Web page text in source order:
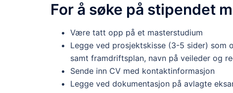
For å søke på stipendet
Være tatt opp på et masterstudium
Legge ved prosjektskisse (3-5 sider) som
samt framdriftsplan, navn på veileder og
Sende inn CV med kontaktinformasjon
Legge ved dokumentasjon på avlagte